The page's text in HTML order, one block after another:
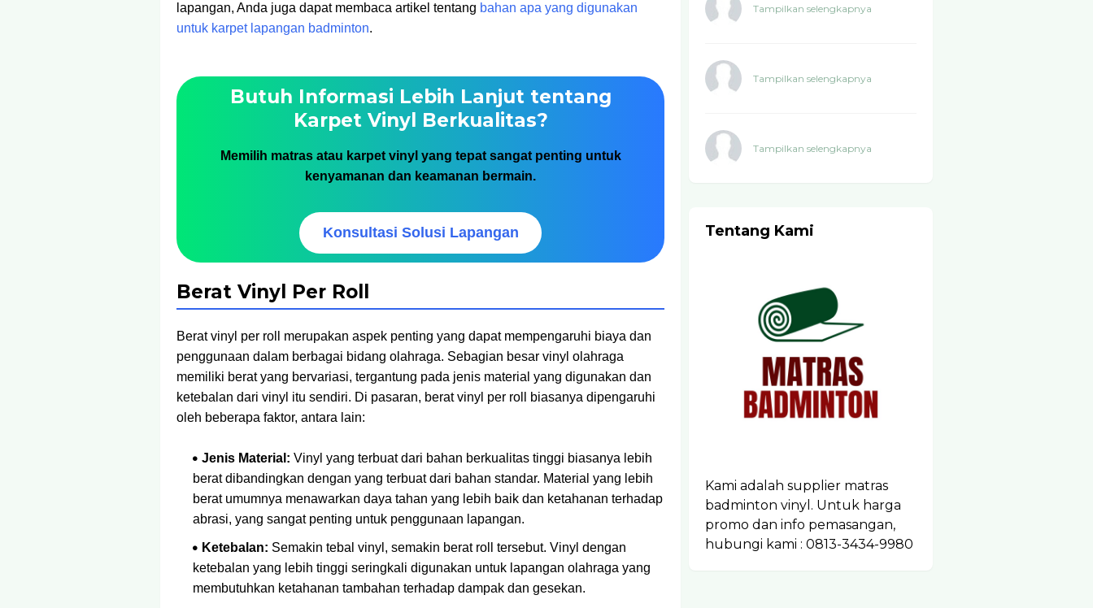
lapangan, Anda juga dapat membaca artikel tentang bahan apa yang digunakan
untuk karpet lapangan badminton.
Butuh Informasi Lebih Lanjut tentang
Karpet Vinyl Berkualitas?
Memilih matras atau karpet vinyl yang tepat sangat penting untuk
kenyamanan dan keamanan bermain.
Konsultasi Solusi Lapangan
Berat Vinyl Per Roll
Berat vinyl per roll merupakan aspek penting yang dapat mempengaruhi biaya dan
penggunaan dalam berbagai bidang olahraga. Sebagian besar vinyl olahraga
memiliki berat yang bervariasi, tergantung pada jenis material yang digunakan dan
ketebalan dari vinyl itu sendiri. Di pasaran, berat vinyl per roll biasanya dipengaruhi
oleh beberapa faktor, antara lain:
Jenis Material: Vinyl yang terbuat dari bahan berkualitas tinggi biasanya lebih
berat dibandingkan dengan yang terbuat dari bahan standar. Material yang lebih
berat umumnya menawarkan daya tahan yang lebih baik dan ketahanan terhadap
abrasi, yang sangat penting untuk penggunaan lapangan.
Ketebalan: Semakin tebal vinyl, semakin berat roll tersebut. Vinyl dengan
ketebalan yang lebih tinggi seringkali digunakan untuk lapangan olahraga yang
membutuhkan ketahanan tambahan terhadap dampak dan gesekan.
Tampilkan selengkapnya
Tampilkan selengkapnya
Tampilkan selengkapnya
Tentang Kami
Kami adalah supplier matras
badminton vinyl. Untuk harga
promo dan info pemasangan,
hubungi kami : 0813-3434-9980